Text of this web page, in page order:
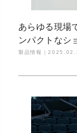
あらゆる現場
ンパクトなシ
製品情報｜